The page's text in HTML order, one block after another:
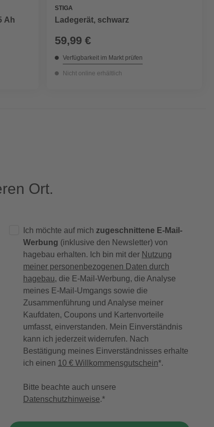
Ah
STIGA
Ladegerät, schwarz
59,99 €
Verfügbarkeit im Markt prüfen
Nicht online erhältlich
Ort.
Ich möchte auf mich zugeschnittene E-Mail-
Werbung (inklusive den Newsletter) von
hagebau erhalten. Ich bin mit der Nutzung
meiner personenbezogenen Daten durch
hagebau, die E-Mail-Werbung, die Analyse
meines E-Mail-Umgangs sowie die
Zusammenführung und Analyse meiner
Kaufdaten, Coupons und Kartenvorteile
umfasst, einverstanden. Mein Einverständnis
kann ich jederzeit widerrufen. Nach
Bestätigung meines Einverständnisses erhalte
ich einen 10 € Willkommensgutschein*.
Bitte beachte auch unsere
Datenschutzhinweise.